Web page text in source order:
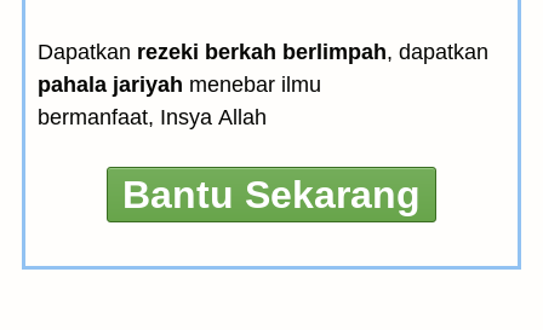
Dapatkan rezeki berkah berlimpah, dapatkan
pahala jariyah menebar ilmu
bermanfaat, Insya Allah
Bantu Sekarang